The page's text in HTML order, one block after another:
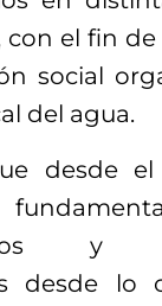
con el fin
social
del agua.
desde el
y
desde lo